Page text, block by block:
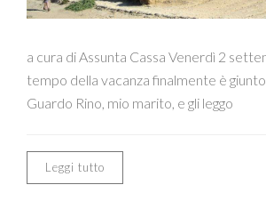
a cura di Assunta Cassa Venerdì 2
tempo della vacanza finalmente è
Guardo Rino, mio marito, e gli leggo
Leggi tutto